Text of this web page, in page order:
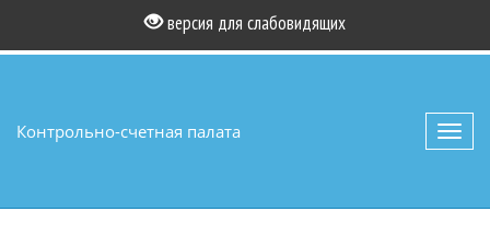
версия для слабовидящих
Контрольно-счетная палата